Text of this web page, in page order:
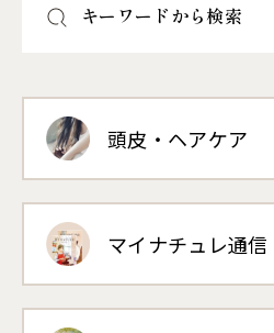
キーワードから検索
頭皮・ヘアケア
マイナチュレ通信